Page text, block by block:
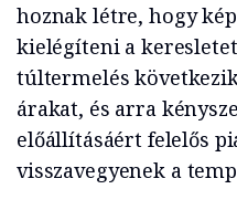
hoznak létre, hogy
kielégíteni a
túltermelés
árakat, és arra
előállításáért felelős
visszavegyenek a